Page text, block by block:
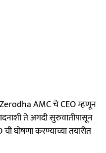
AMC चे CEO म्हणून
ते अगदी सुरुवातीपासून
घोषणा करण्याच्या तयारीत